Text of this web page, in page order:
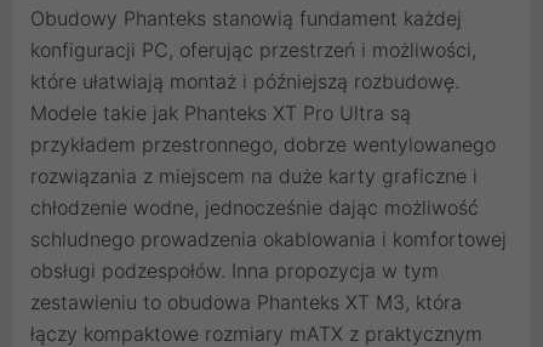
Obudowy Phanteks stanowią fundament każdej
konfiguracji PC, oferując przestrzeń i możliwości,
które ułatwiają montaż i późniejszą rozbudowę.
Modele takie jak Phanteks XT Pro Ultra są
przykładem przestronnego, dobrze wentylowanego
rozwiązania z miejscem na duże karty graficzne i
chłodzenie wodne, jednocześnie dając możliwość
schludnego prowadzenia okablowania i komfortowej
obsługi podzespołów. Inna propozycja w tym
zestawieniu to obudowa Phanteks XT M3, która
łączy kompaktowe rozmiary mATX z praktycznym